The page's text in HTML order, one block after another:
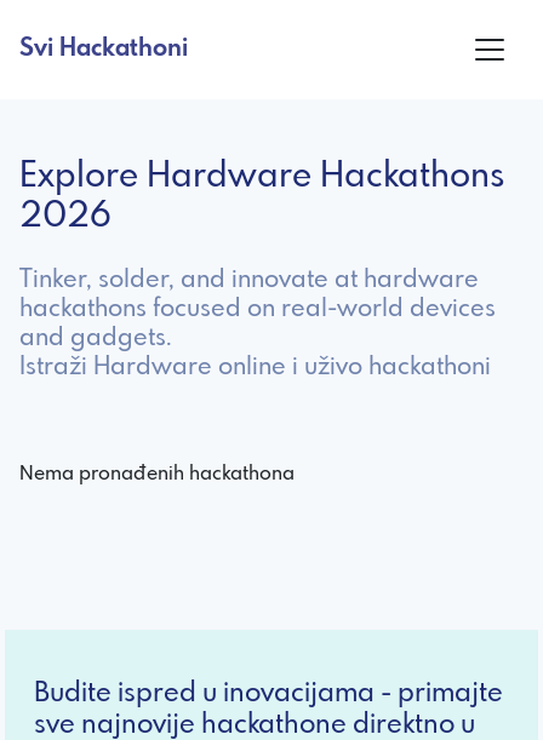
Svi Hackathoni
Explore Hardware Hackathons
2026
Tinker, solder, and innovate at hardware
hackathons focused on real-world devices
and gadgets.
Istraži Hardware online i uživo hackathoni
Nema pronađenih hackathona
Budite ispred u inovacijama - primajte
sve najnovije hackathone direktno u